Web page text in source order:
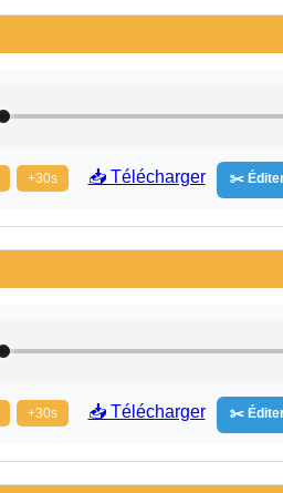
+30s 📥 Télécharger ✂️
+30s 📥 Télécharger ✂️